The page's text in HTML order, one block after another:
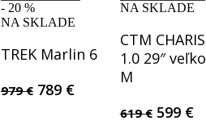
- 20 %
NA SKLADE
TREK Marlin 6
979€ Original
789 €Current
NA SKLADE
CTM
1.0 29″
M
619€ 599 €